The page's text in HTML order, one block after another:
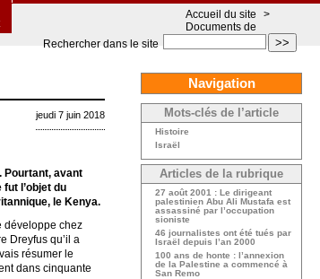
>>
Rechercher dans le site
Accueil du site
>
Documents de
jeudi 7 juin 2018
Pourtant, avant
l’objet du
le Kenya.
développe chez
Dreyfus qu’il a
résumer le
dans cinquante
Navigation
Mots-clés de l’article
Histoire
Israël
Articles de la rubrique
27 août 2001 : Le dirigeant
palestinien Abu Ali Mustafa est
assassiné par l’occupation
sioniste
46 journalistes ont été tués par
Israël depuis l’an 2000
100 ans de honte : l’annexion
de la Palestine a commencé à
San Remo